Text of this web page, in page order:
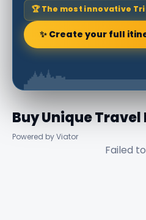
🏆 The most innovative
✨ Create your full
Buy Unique Travel
Powered by Viator
Failed